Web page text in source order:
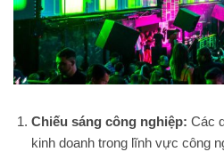
Chiếu sáng công nghiệp: Các
kinh doanh trong lĩnh vực công